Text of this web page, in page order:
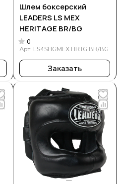
Шлем боксерский
LEADERS LS MEX
HERITAGE BR/BG
0
Арт. LS4SHGMEX HRTG BR/BG
Заказать